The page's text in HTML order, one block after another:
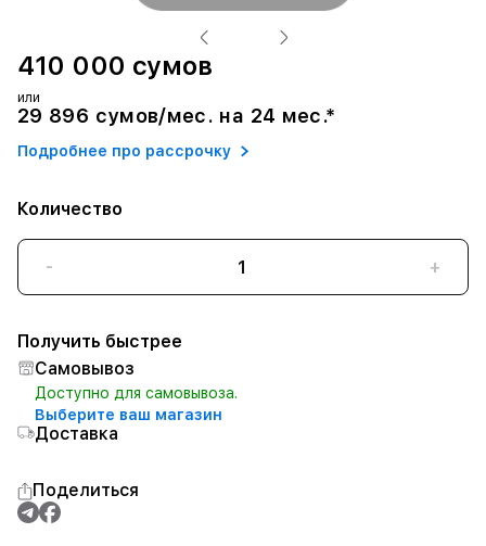
410 000 сумов
или
29 896 сумов/мес. на 24 мес.*
Подробнее про рассрочку
Количество
- +
Получить быстрее
Самовывоз
Доступно для самовывоза.
Выберите ваш магазин
Доставка
Поделиться